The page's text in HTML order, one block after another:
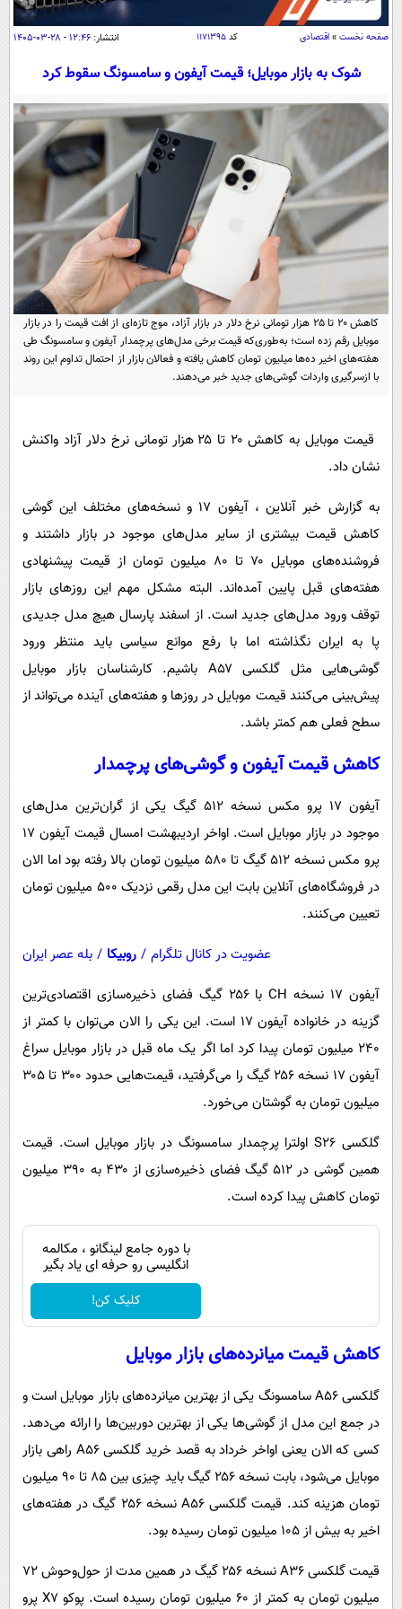
اقتصاد
اقتصادی
جامعه
سلامت
یک برش دانایی
محیط زیست
سفر و تفریح
بین الملل
سیاست خارجی
فرهنگ و هنر
علم و دانش
فناوری و It
علمی
اخبار کریپتو
قرآن
گوناگون
سرگرمی
باشگاه مغز
مجله تصویری سلاح
فیلم
اقتصاد
ورزش
سیاست
فناوری
حوادث
محیط زیست
فرهنگی
بین الملل
اجتماعی
عصر ایران 2
خواندنی ها و دیدنی ها
داستان کوتاه
روانشناسی
دانلود
آموزش زبان
صفحه نخست » اقتصادی کد۱۱۷۱۳۹۵ انتشار: ۱۲:۴۶ - ۲۸-۰۳-۱۴۰۵
شوک به بازار موبایل؛ قیمت آیفون و سامسونگ سقوط کرد
کاهش ۲۰ تا ۲۵ هزار تومانی نرخ دلار در بازار آزاد، موج تازه‌ای از افت قیمت را در بازار
موبایل رقم زده است؛ به‌طوری‌که قیمت برخی مدل‌های پرچمدار آیفون و سامسونگ طی
هفته‌های اخیر ده‌ها میلیون تومان کاهش یافته و فعالان بازار از احتمال تداوم این روند
با ازسرگیری واردات گوشی‌های جدید خبر می‌دهند.
قیمت موبایل به کاهش ۲۰ تا ۲۵ هزار تومانی نرخ دلار آزاد واکنش
نشان داد.
به گزارش خبر آنلاین ، آیفون ۱۷ و نسخه‌های مختلف این گوشی
کاهش قیمت بیشتری از سایر مدل‌های موجود در بازار داشتند و
فروشنده‌های موبایل ۷۰ تا ۸۰ میلیون تومان از قیمت‌ پیشنهادی
هفته‌های قبل پایین آمده‌اند. البته مشکل مهم این روزهای بازار
توقف ورود مدل‌های جدید است. از اسفند پارسال هیچ مدل جدیدی
پا به ایران نگذاشته اما با رفع موانع سیاسی باید منتظر ورود
گوشی‌هایی مثل گلکسی A۵۷ باشیم. کارشناسان بازار موبایل
پیش‌بینی می‌کنند قیمت موبایل در روزها و هفته‌های آینده می‌تواند از
سطح فعلی هم کمتر باشد.
کاهش قیمت آیفون و گوشی‌های پرچمدار
آیفون ۱۷ پرو مکس نسخه ۵۱۲ گیگ یکی از گران‌ترین مدل‌های
موجود در بازار موبایل است. اواخر اردیبهشت امسال قیمت آیفون ۱۷
پرو مکس نسخه ۵۱۲ گیگ تا ۵۸۰ میلیون تومان بالا رفته بود اما الان
در فروشگاه‌های آنلاین بابت این مدل رقمی نزدیک ۵۰۰ میلیون تومان
تعیین می‌کنند.
عضویت در کانال تلگرام / روبیکا / بله عصر ایران
آیفون ۱۷ نسخه CH با ۲۵۶ گیگ فضای ذخیره‌سازی اقتصادی‌ترین
گزینه در خانواده آیفون ۱۷ است. این یکی را الان می‌توان با کمتر از
۲۴۰ میلیون تومان پیدا کرد اما اگر یک ماه قبل در بازار موبایل سراغ
آیفون ۱۷ نسخه ۲۵۶ گیگ را می‌گرفتید، قیمت‌هایی حدود ۳۰۰ تا ۳۰۵
میلیون تومان به گوشتان می‌خورد.
گلکسی S۲۶ اولترا پرچمدار سامسونگ در بازار موبایل است. قیمت
همین گوشی در ۵۱۲ گیگ فضای ذخیره‌سازی از ۴۳۰ به ۳۹۰ میلیون
تومان کاهش پیدا کرده است.
با دوره جامع لینگانو ، مکالمه
انگلیسی رو حرفه ای یاد بگیر
کلیک کن!
کاهش قیمت میانرده‌های بازار موبایل
گلکسی A۵۶ سامسونگ یکی از بهترین میانرده‌های بازار موبایل است و
در جمع این مدل از گوشی‌ها یکی از بهترین دوربین‌ها را ارائه می‌دهد.
کسی که الان یعنی اواخر خرداد به قصد خرید گلکسی A۵۶ راهی بازار
موبایل می‌شود، بابت نسخه ۲۵۶ گیگ باید چیزی بین ۸۵ تا ۹۰ میلیون
تومان هزینه کند. قیمت گلکسی A۵۶ نسخه ۲۵۶ گیگ در هفته‌های
اخیر به بیش از ۱۰۵ میلیون تومان رسیده بود.
قیمت گلکسی A۳۶ نسخه ۲۵۶ گیگ در همین مدت از حول‌وحوش ۷۲
میلیون تومان به کمتر از ۶۰ میلیون تومان رسیده است. پوکو X۷ پرو